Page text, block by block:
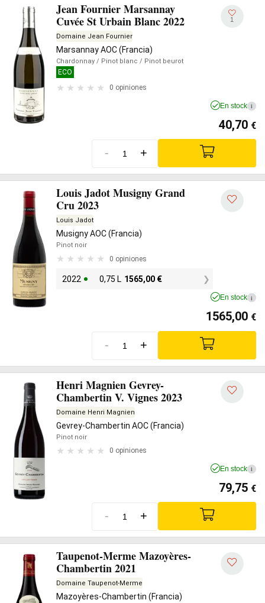
Jean Fournier Marsannay
Cuvée St Urbain Blanc 2022
Domaine Jean Fournier
Marsannay AOC (Francia)
Chardonnay / Pinot blanc / Pinot beurot
ECO
0 opiniones
1
En stock i
40,70 €
- +
Louis Jadot Musigny Grand
Cru 2023
Louis Jadot
Musigny AOC (Francia)
Pinot noir
0 opiniones
2022 0,75 L 1565,00 €
En stock i
1565,00 €
- +
Henri Magnien Gevrey-
Chambertin V. Vignes 2023
Domaine Henri Magnien
Gevrey-Chambertin AOC (Francia)
Pinot noir
0 opiniones
En stock i
79,75 €
- +
Taupenot-Merme Mazoyères-
Chambertin 2021
Domaine Taupenot-Merme
Mazoyères-Chambertin (Francia)